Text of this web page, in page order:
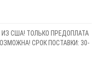
США! ТОЛЬКО ПРЕДОПЛАТА
СРОК ПОСТАВКИ: 30-